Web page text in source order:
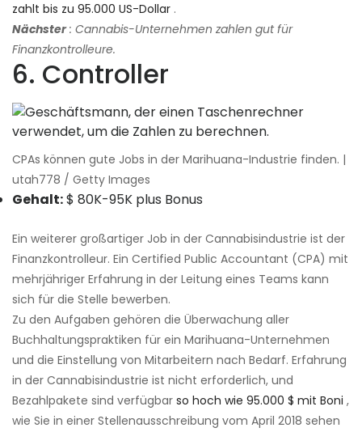
zahlt bis zu 95.000 US-Dollar .
Nächster : Cannabis-Unternehmen zahlen gut für
Finanzkontrolleure.
6. Controller
CPAs können gute Jobs in der Marihuana-Industrie finden. |
utah778 / Getty Images
Gehalt:$ 80K-95K plus Bonus
Ein weiterer großartiger Job in der Cannabisindustrie ist der
Finanzkontrolleur. Ein Certified Public Accountant (CPA) mit
mehrjähriger Erfahrung in der Leitung eines Teams kann
sich für die Stelle bewerben.
Zu den Aufgaben gehören die Überwachung aller
Buchhaltungspraktiken für ein Marihuana-Unternehmen
und die Einstellung von Mitarbeitern nach Bedarf. Erfahrung
in der Cannabisindustrie ist nicht erforderlich, und
Bezahlpakete sind verfügbar so hoch wie 95.000 $ mit Boni ,
wie Sie in einer Stellenausschreibung vom April 2018 sehen